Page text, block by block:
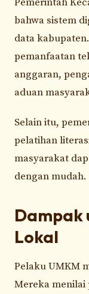
bahwa sistem
data
pemanfaatan
anggaran,
aduan
Selain itu,
pelatihan
masyarakat
dengan mudah.
Dampak
Lokal
Pelaku UMKM
Mereka menilai